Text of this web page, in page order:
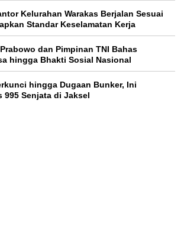
Kelurahan Warakas Berjalan Sesuai
Standar Keselamatan Kerja
dan Pimpinan TNI Bahas
hingga Bhakti Sosial Nasional
hingga Dugaan Bunker, Ini
995 Senjata di Jaksel